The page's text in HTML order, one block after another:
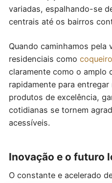
variadas, espalhando-se
centrais até os bairros
Quando caminhamos pela
residenciais como
claramente como o amplo
rapidamente para
produtos de excelência,
cotidianas se tornem
acessíveis.
Inovação e o futuro
O constante e acelerado